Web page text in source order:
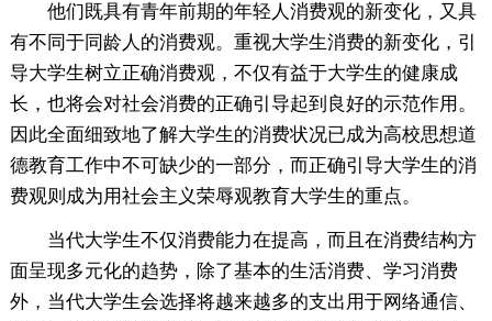
他们既具有青年前期的年轻人消费观的新变化，又具
有不同于同龄人的消费观。重视大学生消费的新变化，引
导大学生树立正确消费观，不仅有益于大学生的健康成
长，也将会对社会消费的正确引导起到良好的示范作用。
因此全面细致地了解大学生的消费状况已成为高校思想道
德教育工作中不可缺少的一部分，而正确引导大学生的消
费观则成为用社会主义荣辱观教育大学生的重点。
当代大学生不仅消费能力在提高，而且在消费结构方
面呈现多元化的趋势，除了基本的生活消费、学习消费
外，当代大学生会选择将越来越多的支出用于网络通信、